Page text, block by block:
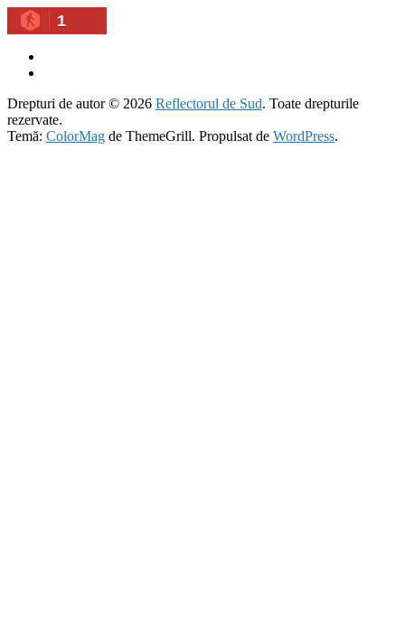
1
Drepturi de autor © 2026 Reflectorul de Sud. Toate drepturile
rezervate.
Temă: ColorMag de ThemeGrill. Propulsat de WordPress.